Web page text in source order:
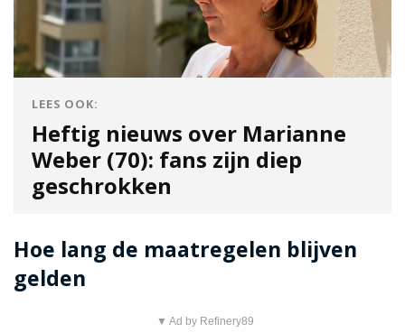
LEES OOK:
Heftig nieuws over Marianne
Weber (70): fans zijn diep
geschrokken
Hoe lang de maatregelen blijven
gelden
▼ Ad by Refinery89